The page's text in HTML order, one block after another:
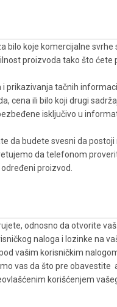
koje komercijalne svrhe
proizvoda tako što
prikazivanja tačnih
cena ili bilo koji drugi
isključivo u
da budete svesni da
da telefonom
proizvod.
odnosno da otvorite
naloga i lozinke na
vašim korisničkim
vas da što pre obavestite
korišćenjem